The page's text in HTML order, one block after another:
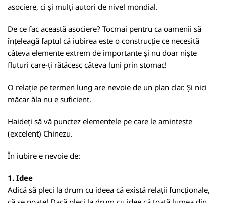
asociere, ci și mulți autori de nivel mondial.
De ce fac această asociere? Tocmai pentru ca oamenii să
înțeleagă faptul că iubirea este o construcție ce necesită
câteva elemente extrem de importante și nu doar niște
fluturi care-ți rătăcesc câteva luni prin stomac!
O relație pe termen lung are nevoie de un plan clar. Și nici
măcar ăla nu e suficient.
Haideți să vă punctez elementele pe care le amintește
(excelent) Chinezu.
În iubire e nevoie de:
1. Idee
Adică să pleci la drum cu ideea că există relații funcționale,